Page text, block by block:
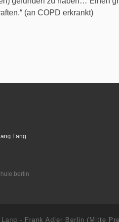
(an COPD erkrankt)
Lang
- Frank Adler Berlin (Mitte